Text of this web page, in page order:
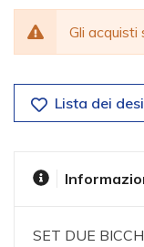
Gli
Lista dei
SET DUE